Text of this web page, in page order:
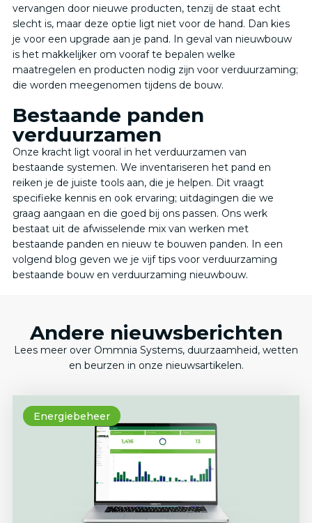
vervangen door nieuwe producten, tenzij de staat echt
slecht is, maar deze optie ligt niet voor de hand. Dan kies
je voor een upgrade aan je pand. In geval van nieuwbouw
is het makkelijker om vooraf te bepalen welke
maatregelen en producten nodig zijn voor verduurzaming;
die worden meegenomen tijdens de bouw.
Bestaande panden
verduurzamen
Onze kracht ligt vooral in het verduurzamen van
bestaande systemen. We inventariseren het pand en
reiken je de juiste tools aan, die je helpen. Dit vraagt
specifieke kennis en ook ervaring; uitdagingen die we
graag aangaan en die goed bij ons passen. Ons werk
bestaat uit de afwisselende mix van werken met
bestaande panden en nieuw te bouwen panden. In een
volgend blog geven we je vijf tips voor verduurzaming
bestaande bouw en verduurzaming nieuwbouw.
Andere nieuwsberichten
Lees meer over Ommnia Systems, duurzaamheid, wetten
en beurzen in onze nieuwsartikelen.
Energiebeheer